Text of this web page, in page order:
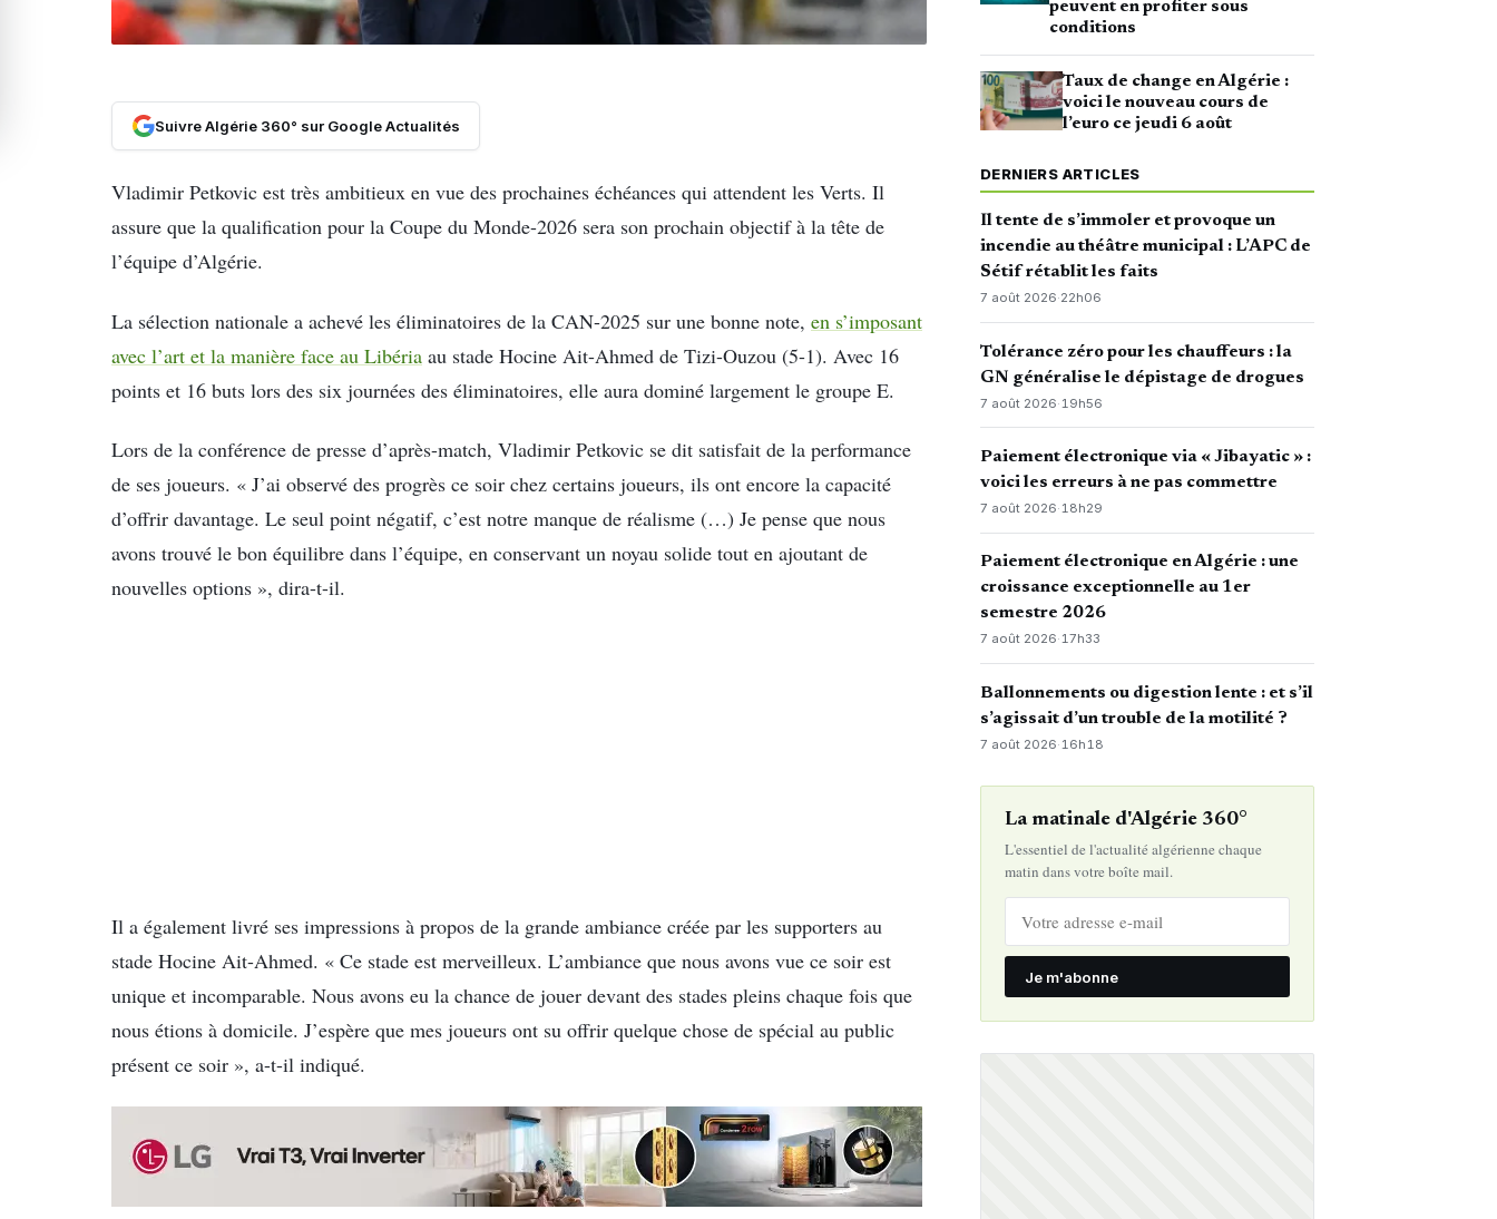
Suivre Algérie 360° sur Google Actualités
Vladimir Petkovic est très ambitieux en vue des prochaines échéances qui attendent les Verts. Il
assure que la qualification pour la Coupe du Monde-2026 sera son prochain objectif à la tête de
l’équipe d’Algérie.
La sélection nationale a achevé les éliminatoires de la CAN-2025 sur une bonne note, en s’imposant
avec l’art et la manière face au Libéria au stade Hocine Ait-Ahmed de Tizi-Ouzou (5-1). Avec 16
points et 16 buts lors des six journées des éliminatoires, elle aura dominé largement le groupe E.
Lors de la conférence de presse d’après-match, Vladimir Petkovic se dit satisfait de la performance
de ses joueurs. « J’ai observé des progrès ce soir chez certains joueurs, ils ont encore la capacité
d’offrir davantage. Le seul point négatif, c’est notre manque de réalisme (…) Je pense que nous
avons trouvé le bon équilibre dans l’équipe, en conservant un noyau solide tout en ajoutant de
nouvelles options », dira-t-il.
Il a également livré ses impressions à propos de la grande ambiance créée par les supporters au
stade Hocine Ait-Ahmed. « Ce stade est merveilleux. L’ambiance que nous avons vue ce soir est
unique et incomparable. Nous avons eu la chance de jouer devant des stades pleins chaque fois que
nous étions à domicile. J’espère que mes joueurs ont su offrir quelque chose de spécial au public
présent ce soir », a-t-il indiqué.
peuvent en profiter sous
conditions
Taux de change en Algérie :
voici le nouveau cours de
l’euro ce jeudi 6 août
DERNIERS ARTICLES
Il tente de s’immoler et provoque un
incendie au théâtre municipal : L’APC de
Sétif rétablit les faits
7 août 2026·22h06
Tolérance zéro pour les chauffeurs : la
GN généralise le dépistage de drogues
7 août 2026· 19h56
Paiement électronique via « Jibayatic » :
voici les erreurs à ne pas commettre
7 août 2026·18h29
Paiement électronique en Algérie : une
croissance exceptionnelle au 1er
semestre 2026
7 août 2026·17h33
Ballonnements ou digestion lente : et s’il
s’agissait d’un trouble de la motilité ?
7 août 2026· 16h18
La matinale d'Algérie 360°
L'essentiel de l'actualité algérienne chaque
matin dans votre boîte mail.
Je m'abonne